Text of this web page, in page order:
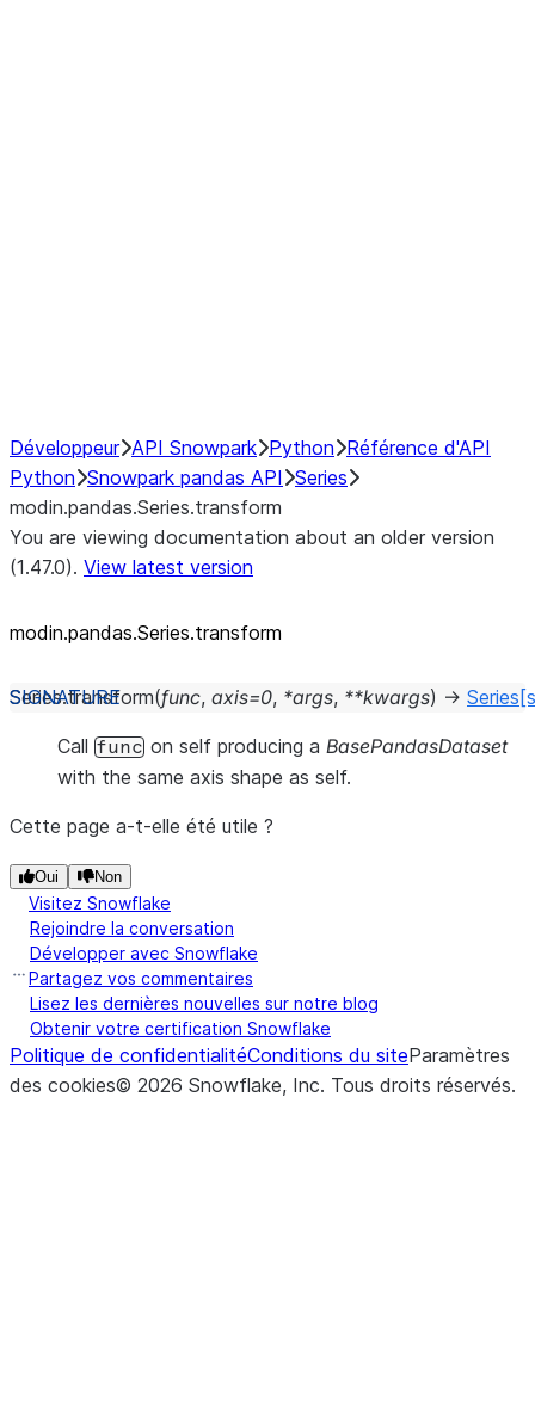
Développeur API Snowpark Python Référence d'API
Python Snowpark pandas API Series
modin.pandas.Series.transform
You are viewing documentation about an older version
(1.47.0). View latest version
modin.pandas.Series.transform
Series.transform(func, axis=0, *args, **kwargs) → Series
Call func on self producing a BasePandasDataset
with the same axis shape as self.
Cette page a-t-elle été utile ?
Oui Non
Visitez Snowflake
Rejoindre la conversation
Développer avec Snowflake
Partagez vos commentaires
Lisez les dernières nouvelles sur notre blog
Obtenir votre certification Snowflake
Politique de confidentialitéConditions du siteParamètres
des cookies© 2026 Snowflake, Inc. Tous droits réservés.